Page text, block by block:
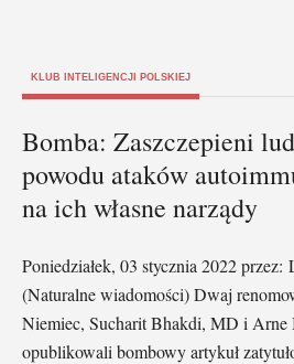
KLUB INTELIGENCJI POLSKIEJ
Bomba: Zaszczepieni
powodu ataków
na ich własne narządy
Poniedziałek, 03 stycznia 2022 przez:
(Naturalne wiadomości) Dwaj
Niemiec, Sucharit Bhakdi, MD i
opublikowali bombowy artykuł